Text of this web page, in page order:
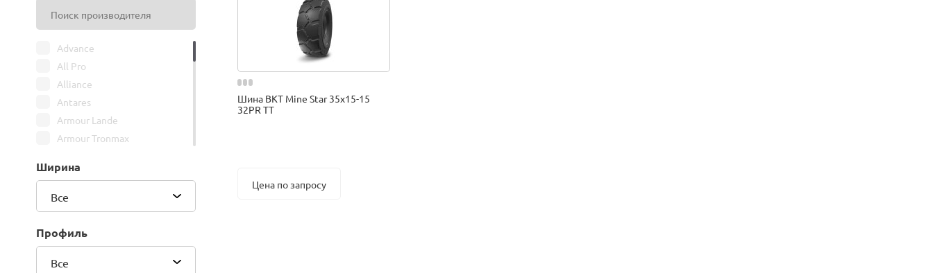
Advance
All Pro
Alliance
Antares
Armour Lande
Armour Tronmax
ATIRE
Bars
Belshina
BFGoodrich
BK Trailer
Ширина
Все
Профиль
Все
Шина BKT Mine Star 35x15-15
32PR TT
Цена по запросу